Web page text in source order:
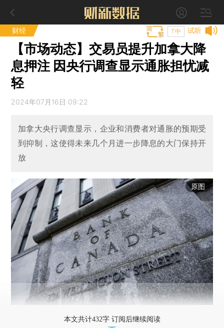
财经 试听
T中
【市场动态】交易员提升加拿大降
息押注 因央行调查显示通胀担忧减
轻
2024年07月16日 09:22
加拿大央行调查显示，企业和消费者对通胀的预期受
到抑制，这使得未来几个月进一步降息的大门保持开
放
原图
本文共计432字 订阅后继续阅读